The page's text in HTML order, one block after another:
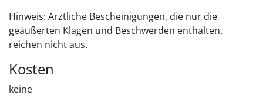
Hinweis: Ärztliche Bescheinigungen, die nur die
geäußerten Klagen und Beschwerden enthalten,
reichen nicht aus.
Kosten
keine